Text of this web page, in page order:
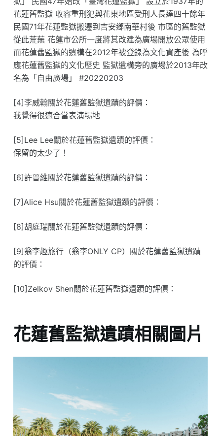
花蓮舊監獄 收容重刑犯與花東地區受刑人長達四十餘年
民國71年花蓮監獄搬遷到吉安鄉南華村後 市區的舊監獄
從此荒蕪 花蓮市公所一度將其改建為廣場開放公眾使用
而花蓮舊監獄的遺構在2012年被登錄為文化資產後 為呼
應花蓮舊監獄的文化歷史 監獄遺構旁的廣場於2013年改
名為「自由廣場」 #20220203
[4]李威翰關於花蓮舊監獄遺蹟的評價：
我覺得很適合當表演場地
[5]Lee Lee關於花蓮舊監獄遺蹟的評價：
保留的太少了！
[6]許晉維關於花蓮舊監獄遺蹟的評價：
[7]Alice Hsu關於花蓮舊監獄遺蹟的評價：
[8]胡庭瑞關於花蓮舊監獄遺蹟的評價：
[9]翁李趣旅行（翁李ONLY CP）關於花蓮舊監獄遺蹟
的評價：
[10]Zelkov Shen關於花蓮舊監獄遺蹟的評價：
花蓮舊監獄遺蹟相關圖片